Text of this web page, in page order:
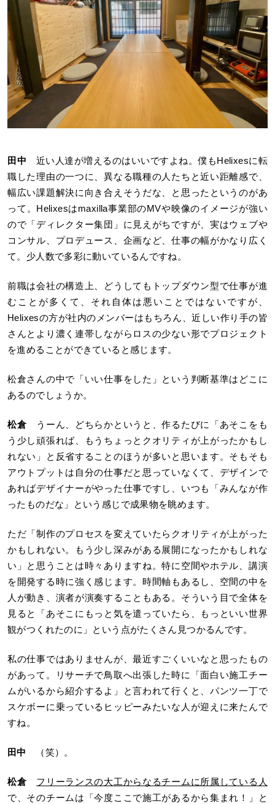
田中 近い人達が増えるのはいいですよね。僕もHelixesに転
職した理由の一つに、異なる職種の人たちと近い距離感で、
幅広い課題解決に向き合えそうだな、と思ったというのがあ
って。Helixesはmaxilla事業部のMVや映像のイメージが強い
ので「ディレクター集団」に見えがちですが、実はウェブや
コンサル、プロデュース、企画など、仕事の幅がかなり広く
て。少人数で多彩に動いているんですね。
前職は会社の構造上、どうしてもトップダウン型で仕事が進
むことが多くて、それ自体は悪いことではないですが、
Helixesの方が社内のメンバーはもちろん、近しい作り手の皆
さんとより濃く連帯しながらロスの少ない形でプロジェクト
を進めることができていると感じます。
松倉さんの中で「いい仕事をした」という判断基準はどこに
あるのでしょうか。
松倉うーん、どちらかというと、作るたびに「あそこをも
う少し頑張れば、もうちょっとクオリティが上がったかもし
れない」と反省することのほうが多いと思います。そもそも
アウトプットは自分の仕事だと思っていなくて、デザインで
あればデザイナーがやった仕事ですし、いつも「みんなが作
ったものだな」という感じで成果物を眺めます。
ただ「制作のプロセスを変えていたらクオリティが上がった
かもしれない。もう少し深みがある展開になったかもしれな
い」と思うことは時々ありますね。特に空間やホテル、講演
を開発する時に強く感じます。時間軸もあるし、空間の中を
人が動き、演者が演奏することもある。そういう目で全体を
見ると「あそこにもっと気を遣っていたら、もっといい世界
観がつくれたのに」という点がたくさん見つかるんです。
私の仕事ではありませんが、最近すごくいいなと思ったもの
があって。リサーチで鳥取へ出張した時に「面白い施工チー
ムがいるから紹介するよ」と言われて行くと、パンツ一丁で
スケボーに乗っているヒッピーみたいな人が迎えに来たんで
すね。
田中 （笑）。
松倉
フリーランスの大工からなるチームに所属している人
で、そのチームは「今度ここで施工があるから集まれ！」と